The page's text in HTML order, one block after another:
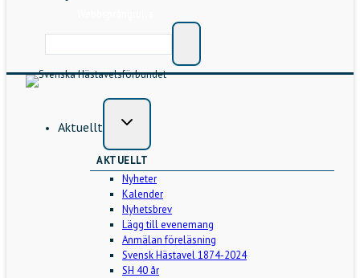
Aktuellt
AKTUELLT
Nyheter
Kalender
Nyhetsbrev
Lägg till evenemang
Anmälan föreläsning
Svensk Hästavel 1874-2024
SH 40 år